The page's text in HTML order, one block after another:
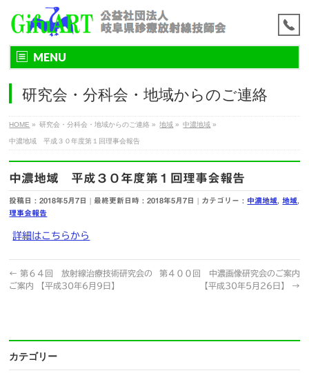
MENU
研究会・分科会・地域からのご連絡
HOME » 研究会・分科会・地域からのご連絡 » 地域 » 中濃地域 »
中濃地域 平成３０年度第１回理事会報告
中濃地域 平成３０年度第１回理事会報告
投稿日 : 2018年5月7日 最終更新日時 : 2018年5月7日 カテゴリー : 中濃地域 ,地域
理事会報告
詳細はこちらから
← 第６４回 放射線治療技術研究会の
ご案内 【平成30年6月9日】
第４００回 中濃画像研究会のご案内
【平成30年5月26日】
→
カテゴリー